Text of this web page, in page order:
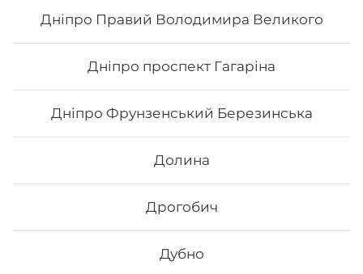
Дніпро Правий Володимира Великого
Дніпро проспект Гагаріна
Дніпро Фрунзенський Березинська
Долина
Дрогобич
Дубно
178